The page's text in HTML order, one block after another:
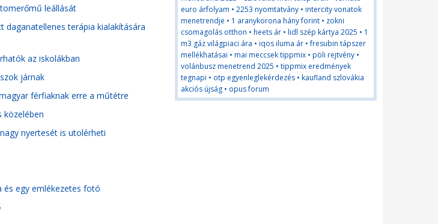
leállását
daganatellenes terápia kialakítására
az iskolákban
járnak
férfiaknak erre a műtétre
közelében
nyertesét is utolérheti
és egy emlékezetes fotó
euro árfolyam • 2253 nyomtatvány • intercity vonatok
menetrendje • 1 aranykorona hány forint • zokni
csomagolás otthon • heets ár • lidl szép kártya 2025 • 1
m3 gáz világpiaci ára • iqos iluma ár •fresubin tápszer
mellékhatásai • mai meccsek tippmix • pöli rejtvény •
volánbusz menetrend 2025 • tippmix eredmények
tegnapi • otp egyenleglekérdezés • kaufland szlovákia
akciós újság • opus forum